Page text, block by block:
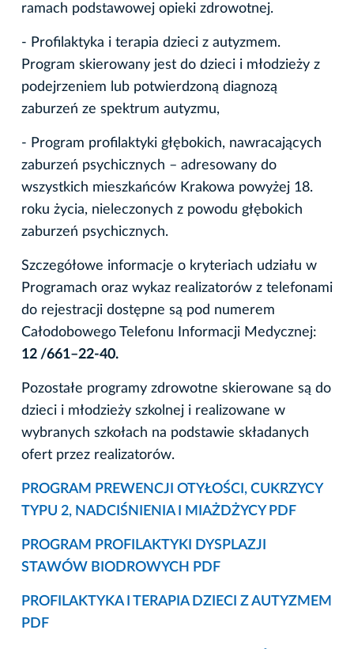
ramach podstawowej opieki zdrowotnej.
- Profilaktyka i terapia dzieci z autyzmem.
Program skierowany jest do dzieci i młodzieży z
podejrzeniem lub potwierdzoną diagnozą
zaburzeń ze spektrum autyzmu,
- Program profilaktyki głębokich, nawracających
zaburzeń psychicznych – adresowany do
wszystkich mieszkańców Krakowa powyżej 18.
roku życia, nieleczonych z powodu głębokich
zaburzeń psychicznych.
Szczegółowe informacje o kryteriach udziału w
Programach oraz wykaz realizatorów z telefonami
do rejestracji dostępne są pod numerem
Całodobowego Telefonu Informacji Medycznej:
12 /661–22-40.
Pozostałe programy zdrowotne skierowane są do
dzieci i młodzieży szkolnej i realizowane w
wybranych szkołach na podstawie składanych
ofert przez realizatorów.
PROGRAM PREWENCJI OTYŁOŚCI, CUKRZYCY
TYPU 2, NADCIŚNIENIA I MIAŻDŻYCY PDF
PROGRAM PROFILAKTYKI DYSPLAZJI
STAWÓW BIODROWYCH PDF
PROFILAKTYKA I TERAPIA DZIECI Z AUTYZMEM
PDF